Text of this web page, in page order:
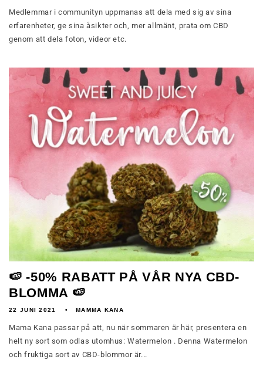
Medlemmar i communityn uppmanas att dela med sig av sina
erfarenheter, ge sina åsikter och, mer allmänt, prata om CBD
genom att dela foton, videor etc.
🍉 -50% RABATT PÅ VÅR NYA CBD-
BLOMMA 🍉
22 JUNI 2021 MAMMA KANA
Mama Kana passar på att, nu när sommaren är här, presentera en
helt ny sort som odlas utomhus: Watermelon . Denna Watermelon
och fruktiga sort av CBD-blommor är...